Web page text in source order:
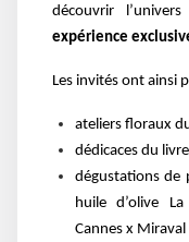
découvrir
expérience
Les invités ont ainsi
ateliers floraux
dédicaces du
dégustations de
huile d’olive
Cannes x Miraval